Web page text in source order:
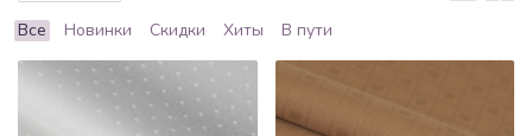
Все
Новинки Скидки Хиты В пути